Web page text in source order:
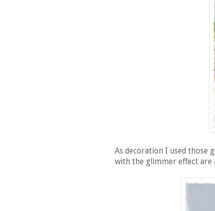
As decoration I used those
with the glimmer effect are